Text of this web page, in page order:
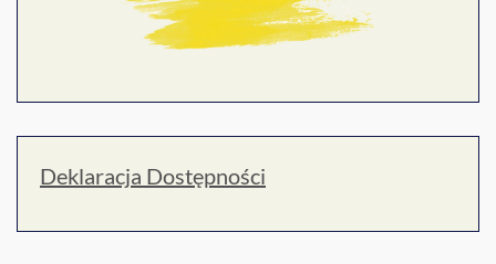
Deklaracja Dostępności